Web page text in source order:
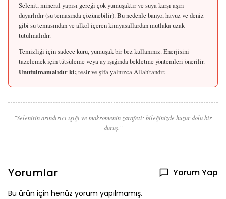
Selenit, mineral yapısı gereği çok yumuşaktır ve suya karşı aşırı
duyarlıdır (su temasında çözünebilir). Bu nedenle banyo, havuz ve deniz
gibi su temasından ve alkol içeren kimyasallardan mutlaka uzak
tutulmalıdır.
Temizliği için sadece kuru, yumuşak bir bez kullanınız. Enerjisini
tazelemek için tütsüleme veya ay ışığında bekletme yöntemleri önerilir.
Unutulmamalıdır ki;tesir ve şifa yalnızca Allah’tandır.
"Selenitin arındırıcı ışığı ve makromenin zarafeti; bileğinizde huzur dolu bir
duruş."
Yorumlar Yorum Yap
Bu ürün için henüz yorum yapılmamış.